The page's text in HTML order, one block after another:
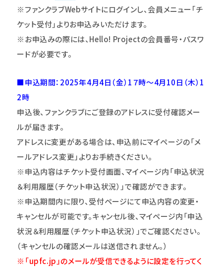
※ファンクラブWebサイトにログインし、会員メニュー｢チ
ケット受付｣よりお申込みいただけます。
※お申込みの際には、Hello! Projectの会員番号・パスワ
ードが必要です。
■申込期間：2025年4月4日（金）1７時～4月10日（木）1
2時
申込後、ファンクラブにご登録のアドレスに受付確認メー
ルが届きます。
アドレスに変更がある場合は、申込前にマイページの「メ
ールアドレス変更」よりお手続きください。
※申込内容はチケット受付画面、マイページ内「申込状況
＆利用履歴（チケット申込状況）」で確認ができます。
※申込期間内に限り、受付ページにて申込内容の変更・
キャンセルが可能です。キャンセル後、マイページ内「申込
状況＆利用履歴（チケット申込状況）」でご確認ください。
（キャンセルの確認メールは送信されません。）
※「upfc.jp」のメールが受信できるように設定を行ってく